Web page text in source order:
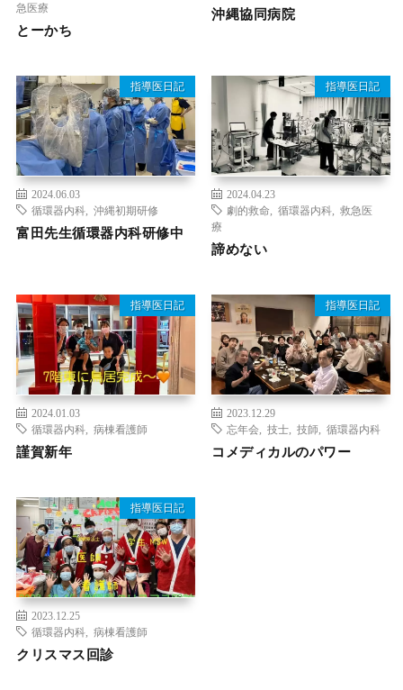
急医療
とーかち
沖縄協同病院
指導医日記
2024.06.03
循環器内科
沖縄初期研修
富田先生循環器内科研修中
指導医日記
2024.04.23
劇的救命
循環器内科
救急医
療
諦めない
指導医日記
2024.01.03
循環器内科
病棟看護師
謹賀新年
指導医日記
2023.12.29
忘年会
技士 技師 循環器内科
コメディカルのパワー
指導医日記
2023.12.25
循環器内科
病棟看護師
クリスマス回診